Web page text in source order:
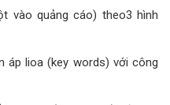
vào quảng cáo) theo3 hình
áp lioa (key words) với công